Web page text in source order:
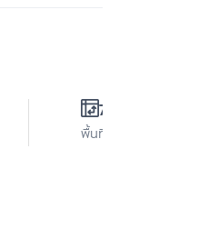
72 ตร.ม.
พื้นที่ใช้สอย